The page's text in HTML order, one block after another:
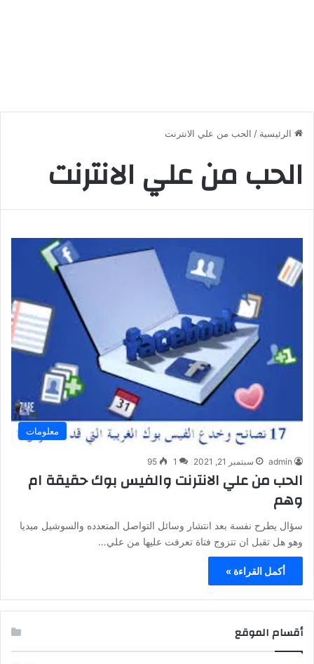
الرئيسية / الحب من علي الانترنت
الحب من علي الانترنت
معلومات
admin سبتمبر 21, 2021 1
95
الحب من علي الانترنت والفيس بوك حقيقة ام
وهم
سؤال يطرح نفسة بعد انتشار وسائل التواصل المتعدده والسوشيل ميديا
وهو هل تقبل ان تتزوج فتاة تعرفت عليها من علي…
أكمل القراءة »
أقسام الموقع